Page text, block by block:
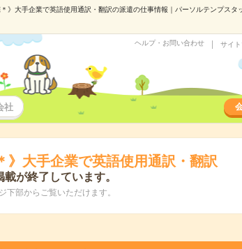
》大手企業で英語使用通訳・翻訳の派遣の仕事情報｜パーソルテンプスタ
ヘルプ・お問い合わせ サイ
社
》大手企業で英語使用通訳・翻訳
が終了しています。
部からご覧いただけます。